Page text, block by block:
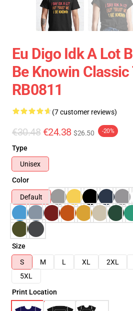
Eu Digo Idk A Lot
Be Knowin
RB0811
(7 customer reviews)
€30.48 €24.38 $26.50 -20%
Type
Unisex
Color
Default
Size
S
M L XL 2XL
5XL
Print Location